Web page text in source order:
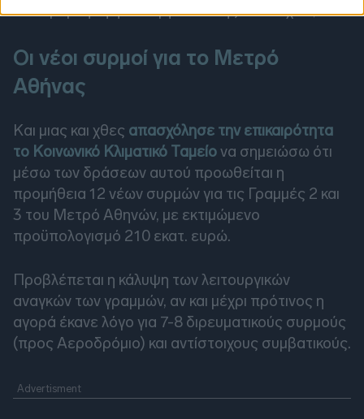
διακυβέρνηση η αλλαγή πολιτικής αποδοχών;
Οι νέοι συρμοί για το Μετρό
Αθήνας
Και μιας και χθες απασχόλησε την επικαιρότητα
το Κοινωνικό Κλιματικό Ταμείονα σημειώσω ότι
μέσω των δράσεων αυτού προωθείται η
προμήθεια 12 νέων συρμών για τις Γραμμές 2 και
3 του Μετρό Αθηνών, με εκτιμώμενο
προϋπολογισμό 210 εκατ. ευρώ.
Προβλέπεται η κάλυψη των λειτουργικών
αναγκών των γραμμών, αν και μέχρι πρότινος η
αγορά έκανε λόγο για 7-8 διρευματικούς συρμούς
(προς Αεροδρόμιο) και αντίστοιχους συμβατικούς.